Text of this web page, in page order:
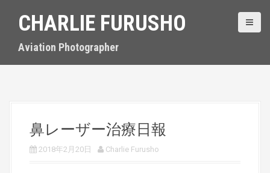
CHARLIE FURUSHO
Aviation Photographer
鼻レーザー治療日報
2018年2月20日 Charlie Furusho